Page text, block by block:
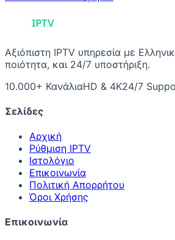
Αξιόπιστη IPTV υπηρεσία με
ποιότητα, και 24/7 υποστήριξη.
10.000+ ΚανάλιαHD & 4K24/7
Σελίδες
Αρχική
Ρύθμιση IPTV
Ιστολόγιο
Επικοινωνία
Πολιτική Απορρήτου
Όροι Χρήσης
Επικοινωνία